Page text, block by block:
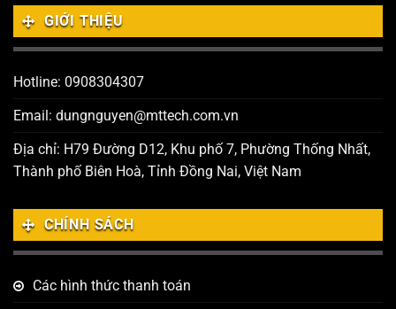
GIỚI THIỆU
Hotline: 0908304307
Email: dungnguyen@mttech.com.vn
Địa chỉ: H79 Đường D12, Khu phố 7, Phường Thống Nhất,
Thành phố Biên Hoà, Tỉnh Đồng Nai, Việt Nam
CHÍNH SÁCH
Các hình thức thanh toán